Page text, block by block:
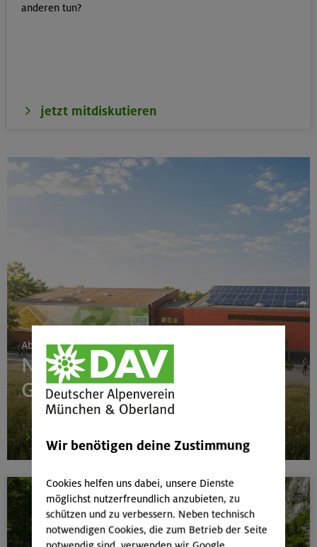
21.08.26
Klettertreff indoor
anderen tun?
jetzt mitdiskutieren
Ab 24. Juni 2026
Neubau Boulderhalle
Gilching
mehr
Wir benötigen deine Zustimmung
Cookies helfen uns dabei, unsere Dienste
möglichst nutzerfreundlich anzubieten, zu
schützen und zu verbessern. Neben technisch
notwendigen Cookies, die zum Betrieb der Seite